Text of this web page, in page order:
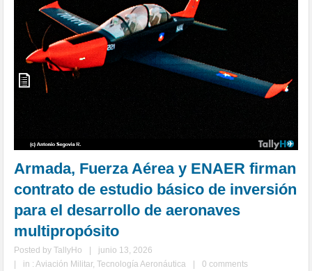
Armada, Fuerza Aérea y ENAER firman
contrato de estudio básico de inversión
para el desarrollo de aeronaves
multipropósito
Posted byTallyHo
junio 13, 2026
in :Aviación Militar,Tecnología Aeronáutica 0 comments